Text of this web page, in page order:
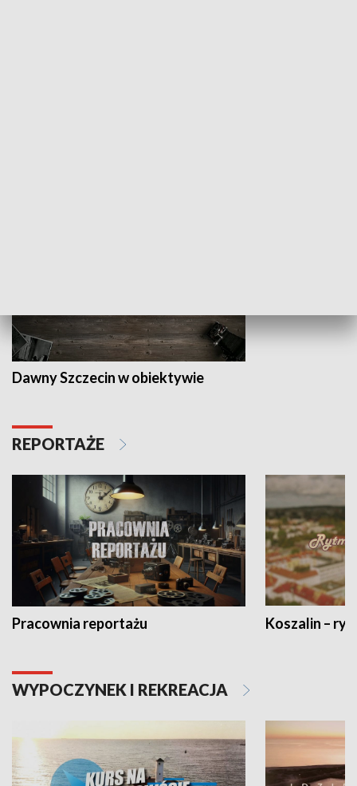
Dawny Szczecin w obiektywie
REPORTAŻE
Pracownia reportażu Koszalin –
WYPOCZYNEK I REKREACJA